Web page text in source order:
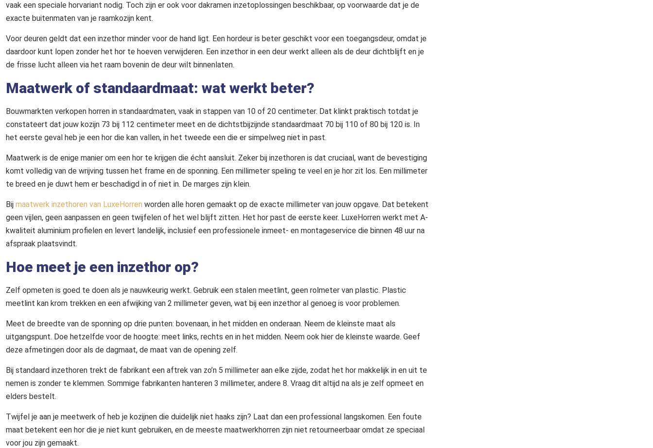
vaak een speciale horvariant nodig. Toch zijn er ook voor dakramen inzetoplossingen beschikbaar, op voorwaarde dat je de
exacte buitenmaten van je raamkozijn kent.
Voor deuren geldt dat een inzethor minder voor de hand ligt. Een hordeur is beter geschikt voor een toegangsdeur, omdat je
daardoor kunt lopen zonder het hor te hoeven verwijderen. Een inzethor in een deur werkt alleen als de deur dichtblijft en je
de frisse lucht alleen via het raam bovenin de deur wilt binnenlaten.
Maatwerk of standaardmaat: wat werkt beter?
Bouwmarkten verkopen horren in standaardmaten, vaak in stappen van 10 of 20 centimeter. Dat klinkt praktisch totdat je
constateert dat jouw kozijn 73 bij 112 centimeter meet en de dichtstbijzijnde standaardmaat 70 bij 110 of 80 bij 120 is. In
het eerste geval heb je een hor die kan vallen, in het tweede een die er simpelweg niet in past.
Maatwerk is de enige manier om een hor te krijgen die écht aansluit. Zeker bij inzethoren is dat cruciaal, want de bevestiging
komt volledig van de wrijving tussen het frame en de sponning. Een millimeter speling te veel en je hor zit los. Een millimeter
te breed en je duwt hem er beschadigd in of niet in. De marges zijn klein.
Bij maatwerk inzethoren van LuxeHorren worden alle horen gemaakt op de exacte millimeter van jouw opgave. Dat betekent
geen vijlen, geen aanpassen en geen twijfelen of het wel blijft zitten. Het hor past de eerste keer. LuxeHorren werkt met A-
kwaliteit aluminium profielen en levert landelijk, inclusief een professionele inmeet- en montageservice die binnen 48 uur na
afspraak plaatsvindt.
Hoe meet je een inzethor op?
Zelf opmeten is goed te doen als je nauwkeurig werkt. Gebruik een stalen meetlint, geen rolmeter van plastic. Plastic
meetlint kan krom trekken en een afwijking van 2 millimeter geven, wat bij een inzethor al genoeg is voor problemen.
Meet de breedte van de sponning op drie punten: bovenaan, in het midden en onderaan. Neem de kleinste maat als
uitgangspunt. Doe hetzelfde voor de hoogte: meet links, rechts en in het midden. Neem ook hier de kleinste waarde. Geef
deze afmetingen door als de dagmaat, de maat van de opening zelf.
Bij standaard inzethoren trekt de fabrikant een aftrek van zo’n 5 millimeter aan elke zijde, zodat het hor makkelijk in en uit te
nemen is zonder te klemmen. Sommige fabrikanten hanteren 3 millimeter, andere 8. Vraag dit altijd na als je zelf opmeet en
elders bestelt.
Twijfel je aan je meetwerk of heb je kozijnen die duidelijk niet haaks zijn? Laat dan een professional langskomen. Een foute
maat betekent een hor die je niet kunt gebruiken, en de meeste maatwerkhorren zijn niet retourneerbaar omdat ze speciaal
voor jou zijn gemaakt.